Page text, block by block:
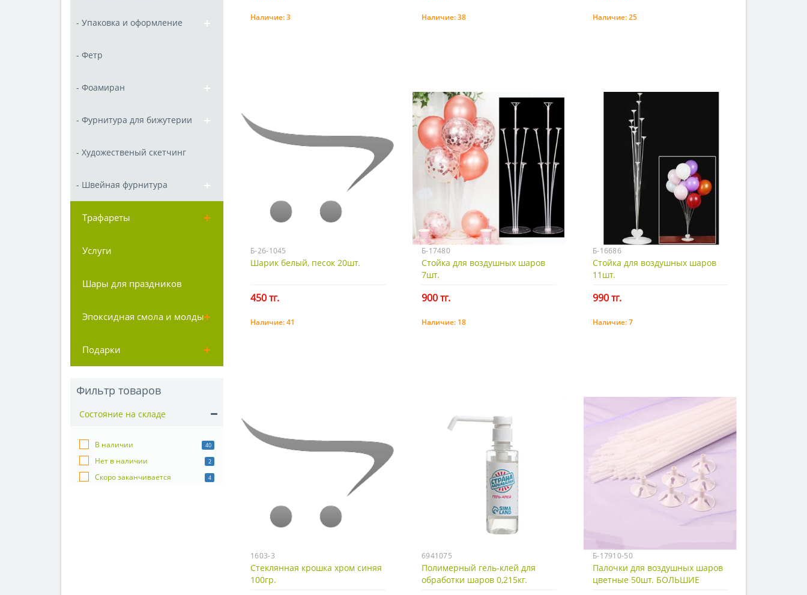
- Упаковка и оформление
- Фетр
- Фоамиран
- Фурнитура для бижутерии
- Художественый скетчинг
- Швейная фурнитура
Трафареты
Услуги
Шары для праздников
Эпоксидная смола и молды
Подарки
Фильтр товаров
Состояние на складе
В наличии 40
Нет в наличии 2
Скоро заканчивается 4
Купить
Наличие:3 Купить
Наличие:38 Купить
Наличие:25
Б-26-1045
Шарик белый, песок 20шт.
450 тг.
Купить
Наличие:41
Б-17480
Стойка для воздушных шаров
7шт.
900 тг.
Купить
Наличие: 18
Б-16686
Стойка для воздушных шаров
11шт.
990 тг.
Купить
Наличие:7
1603-3
Стеклянная крошка хром синяя
100гр.
6941075
Полимерный гель-клей для
обработки шаров 0,215кг.
Б-17910-50
Палочки для воздушных шаров
цветные 50шт. БОЛЬШИЕ